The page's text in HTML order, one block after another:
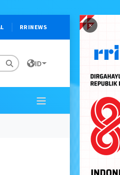
×
RRINEWS
ID